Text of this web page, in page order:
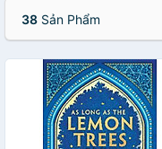
38 Sản Phẩm